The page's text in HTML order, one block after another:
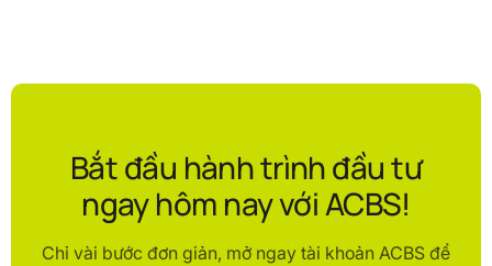
Bắt đầu hành trình đầu tư
ngay hôm nay với ACBS!
Chỉ vài bước đơn giản, mở ngay tài khoản ACBS để